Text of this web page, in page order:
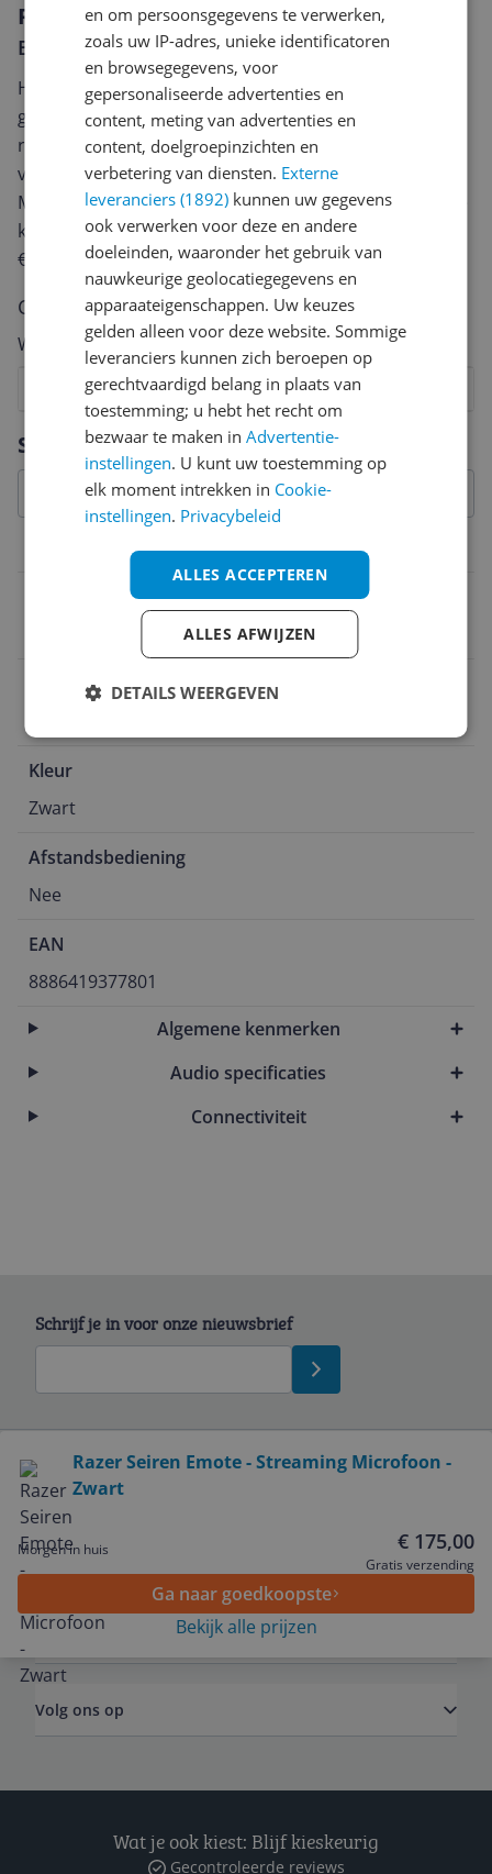
Specificaties
Overige kenmerken
Waterbestendig
Oplaadbaar
Kleur
Zwart
Afstandsbediening
Nee
EAN
8886419377801
Algemene kenmerken
Audio specificaties
Connectiviteit
Reviews
Er zijn nog geen reviews geschreven
Heb jij dit product in bezit en wil je graag je mening
geven? Start dan hieronder met het schrijven van je
review. Afhankelijk van de details duurt het schrijven
van een review gemiddeld tussen de 3 en 10 minuten.
Met jouw mening help je andere bezoekers een betere
keuze te maken én maak je iedere maand kans op
€250,-!
Klik hier voor de actievoorwaarden.
Cijfer
Welk cijfer geef jij dit product?
8
7
6
5
4
3
2
Vraag 1 van 4
Razer Seiren Emote - Streaming Microfoon -
Zwart
Morgen in huis € 175,00
Gratis verzending
Ga naar goedkoopste
Bekijk alle prijzen
Schrijf je in voor onze nieuwsbrief
Service
Algemeen
Volg ons op
Wat je ook kiest: Blijf kieskeurig
Gecontroleerde reviews
en om persoonsgegevens te verwerken,
zoals uw IP-adres, unieke identificatoren
en browsegegevens, voor
gepersonaliseerde advertenties en
content, meting van advertenties en
content, doelgroepinzichten en
verbetering van diensten. Externe
leveranciers (1892) kunnen uw gegevens
ook verwerken voor deze en andere
doeleinden, waaronder het gebruik van
nauwkeurige geolocatiegegevens en
apparaateigenschappen. Uw keuzes
gelden alleen voor deze website. Sommige
leveranciers kunnen zich beroepen op
gerechtvaardigd belang in plaats van
toestemming; u hebt het recht om
bezwaar te maken inAdvertentie-
instellingen. U kunt uw toestemming op
elk moment intrekken in Cookie-
instellingen. Privacybeleid
ALLES ACCEPTEREN
ALLES AFWIJZEN
DETAILS WEERGEVEN